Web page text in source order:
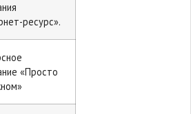
ресурс».
«Просто